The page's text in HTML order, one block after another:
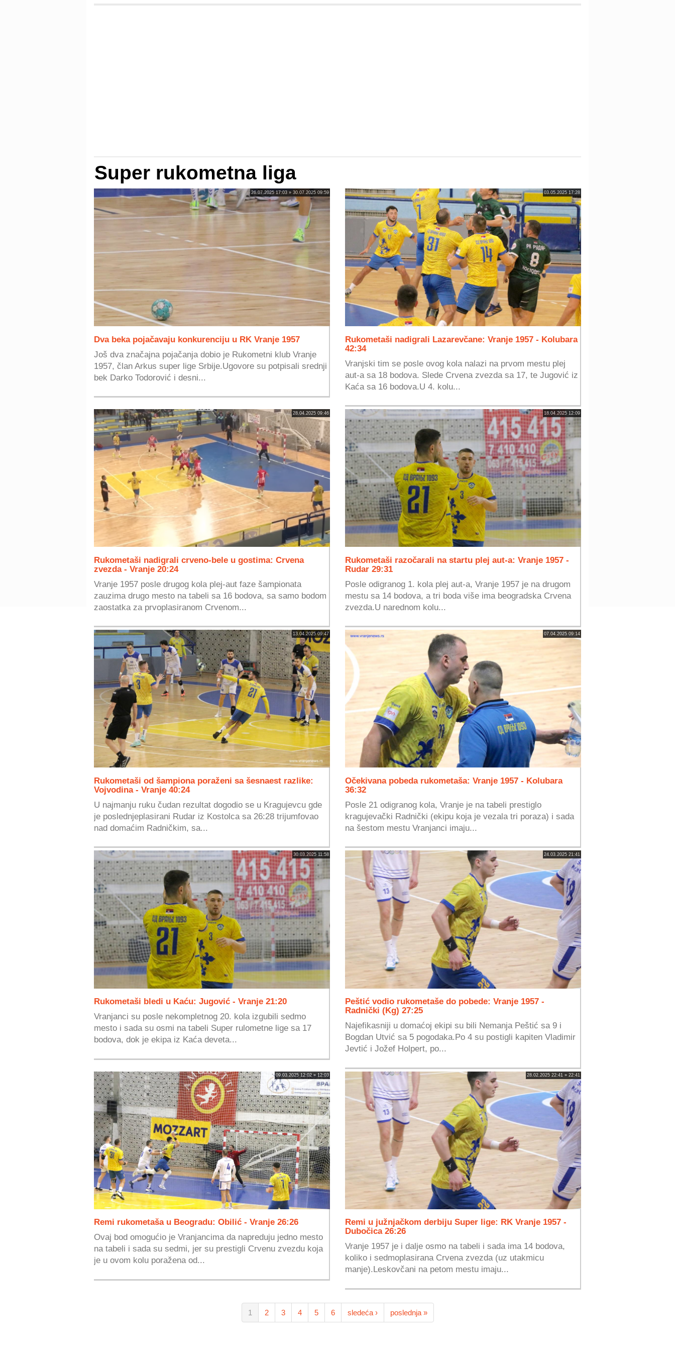
Super rukometna liga
26.07.2025 17:03 » 30.07.2025 09:59
Dva beka pojačavaju konkurenciju u RK Vranje 1957
Još dva značajna pojačanja dobio je Rukometni klub Vranje
1957, član Arkus super lige Srbije.Ugovore su potpisali srednji
bek Darko Todorović i desni...
03.05.2025 17:28
Rukometaši nadigrali Lazarevčane: Vranje 1957 - Kolubara
42:34
Vranjski tim se posle ovog kola nalazi na prvom mestu plej
aut-a sa 18 bodova. Slede Crvena zvezda sa 17, te Jugović iz
Kaća sa 16 bodova.U 4. kolu...
28.04.2025 09:46
Rukometaši nadigrali crveno-bele u gostima: Crvena
zvezda - Vranje 20:24
Vranje 1957 posle drugog kola plej-aut faze šampionata
zauzima drugo mesto na tabeli sa 16 bodova, sa samo bodom
zaostatka za prvoplasiranom Crvenom...
18.04.2025 12:09
Rukometaši razočarali na startu plej aut-a: Vranje 1957 -
Rudar 29:31
Posle odigranog 1. kola plej aut-a, Vranje 1957 je na drugom
mestu sa 14 bodova, a tri boda više ima beogradska Crvena
zvezda.U narednom kolu...
13.04.2025 09:47
Rukometaši od šampiona poraženi sa šesnaest razlike:
Vojvodina - Vranje 40:24
U najmanju ruku čudan rezultat dogodio se u Kragujevcu gde
je poslednjeplasirani Rudar iz Kostolca sa 26:28 trijumfovao
nad domaćim Radničkim, sa...
07.04.2025 09:14
Očekivana pobeda rukometaša: Vranje 1957 - Kolubara
36:32
Posle 21 odigranog kola, Vranje je na tabeli prestiglo
kragujevački Radnički (ekipu koja je vezala tri poraza) i sada
na šestom mestu Vranjanci imaju...
30.03.2025 11:58
Rukometaši bledi u Kaću: Jugović - Vranje 21:20
Vranjanci su posle nekompletnog 20. kola izgubili sedmo
mesto i sada su osmi na tabeli Super rulometne lige sa 17
bodova, dok je ekipa iz Kaća deveta...
24.03.2025 21:41
Peštić vodio rukometaše do pobede: Vranje 1957 -
Radnički (Kg) 27:25
Najefikasniji u domaćoj ekipi su bili Nemanja Peštić sa 9 i
Bogdan Utvić sa 5 pogodaka.Po 4 su postigli kapiten Vladimir
Jevtić i Jožef Holpert, po...
09.03.2025 12:02 » 12:03
Remi rukometaša u Beogradu: Obilić - Vranje 26:26
Ovaj bod omogućio je Vranjancima da napreduju jedno mesto
na tabeli i sada su sedmi, jer su prestigli Crvenu zvezdu koja
je u ovom kolu poražena od...
28.02.2025 22:41 » 22:41
Remi u južnjačkom derbiju Super lige: RK Vranje 1957 -
Dubočica 26:26
Vranje 1957 je i dalje osmo na tabeli i sada ima 14 bodova,
koliko i sedmoplasirana Crvena zvezda (uz utakmicu
manje).Leskovčani na petom mestu imaju...
1 2 3 4 5 6 sledeća › poslednja »